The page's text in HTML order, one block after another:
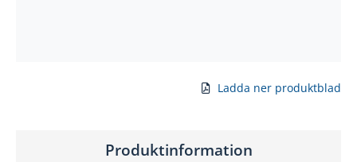
Ladda ner produktblad
Produktinformation